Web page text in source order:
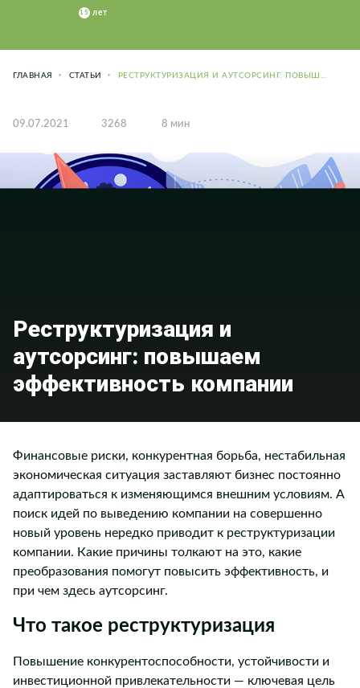
ГЛАВНАЯ СТАТЬИ РЕСТРУКТУРИЗАЦИЯ И АУТСОРСИНГ: ПОВЫШАЕМ ЭФФЕКТИВНОСТЬ КОМПАНИИ
09.07.2021 3268 8 мин
Реструктуризация и
аутсорсинг: повышаем
эффективность компании
Финансовые риски, конкурентная борьба, нестабильная
экономическая ситуация заставляют бизнес постоянно
адаптироваться к изменяющимся внешним условиям. А
поиск идей по выведению компании на совершенно
новый уровень нередко приводит к реструктуризации
компании. Какие причины толкают на это, какие
преобразования помогут повысить эффективность, и
при чем здесь аутсорсинг.
Что такое реструктуризация
Повышение конкурентоспособности, устойчивости и
инвестиционной привлекательности — ключевая цель